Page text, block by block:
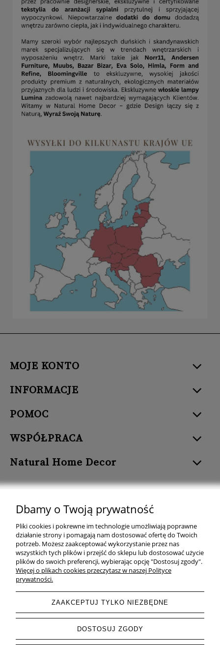
MOJE KONTO
INFORMACJE
POMOC
WSPÓŁPRACA
Natural Home Decor
Natural Home Decor | E-mail: sklep at naturalhomedecor.pl | Tel.:
507 707 299 | NIP: 7971800592 | REGON: 381429127
Copyright © 2026 - Naturalhomedecor.pl
Dbamy o Twoją prywatność
Pliki cookies i pokrewne im technologie umożliwiają poprawne
działanie strony i pomagają nam dostosować ofertę do Twoich
potrzeb. Możesz zaakceptować wykorzystanie przez nas
wszystkich tych plików i przejść do sklepu lub dostosować użycie
plików do swoich preferencji, wybierając opcję "Dostosuj zgody".
Więcej o plikach cookies przeczytasz w naszej Polityce
prywatności.
ZAAKCEPTUJ TYLKO NIEZBĘDNE
DOSTOSUJ ZGODY